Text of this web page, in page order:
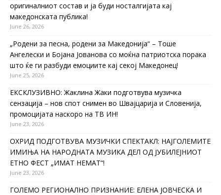
оригиналниот состав и ја буди носталгијата кај
македонската публика!
June 26, 2026
„Родени за песна, родени за Македонија“ – Тоше
Ангелески и Бојана Јованова со моќна патриотска порака
што ќе ги разбуди емоциите кај секој Македонец!
June 25, 2026
ЕКСКЛУЗИВНО: Жаклина Жаки подготвува музичка
сензација – нов спот снимен во Швајцарија и Словенија,
промоцијата наскоро на ТВ ИН!
June 23, 2026
ОХРИД ПОДГОТВУВА МУЗИЧКИ СПЕКТАКЛ: НАЈГОЛЕМИТЕ
ИМИЊА НА НАРОДНАТА МУЗИКА ДЕЛ ОД ЈУБИЛЕЈНИОТ
ЕТНО ФЕСТ „ИМАТ НЕМАТ“!
June 23, 2026
ГОЛЕМО РЕГИОНАЛНО ПРИЗНАНИЕ: ЕЛЕНА ЈОВЧЕСКА И